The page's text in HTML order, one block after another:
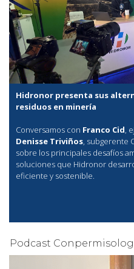
Hidronor presenta sus
residuos en minería
Conversamos con Franco Cid,
Denisse Triviños, subgerente
sobre los principales desafíos
soluciones que Hidronor
eficiente y sostenible.
Podcast